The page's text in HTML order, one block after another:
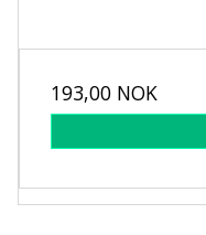
193,00 NOK